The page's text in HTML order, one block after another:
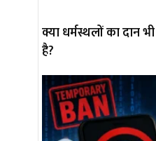
क्या धर्मस्थलों का दान
है?